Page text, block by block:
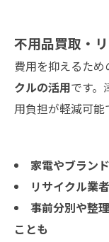
不用品買取・
費用を抑えるため
クルの活用です。
用負担が軽減可能
家電やブラン
リサイクル業
事前分別や整
ことも